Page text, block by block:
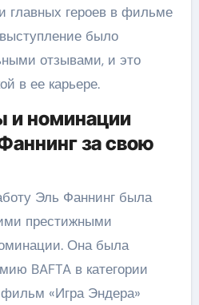
главных героев в фильме
было
отзывами, и это
в ее карьере.
и номинации
за свою
Эль Фаннинг была
престижными
Она была
BAFTA в категории
«Игра Эндера»